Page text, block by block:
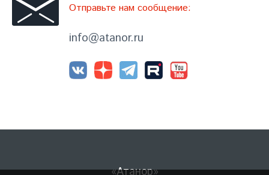
Отправьте нам сообщение:
info@atanor.ru